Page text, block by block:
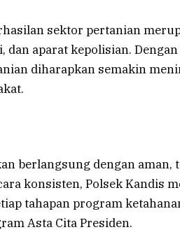
sektor pertanian
dan aparat kepolisian.
diharapkan semakin
berlangsung dengan
konsisten, Polsek Kandis
tahapan program
Asta Cita Presiden.